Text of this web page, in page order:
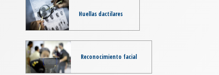
Huellas dactilares
Reconocimiento facial